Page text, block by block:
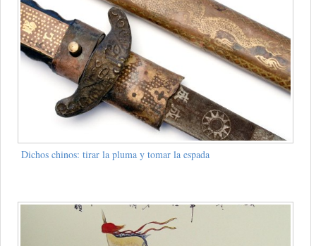
Dichos chinos: tirar la pluma y tomar la espada